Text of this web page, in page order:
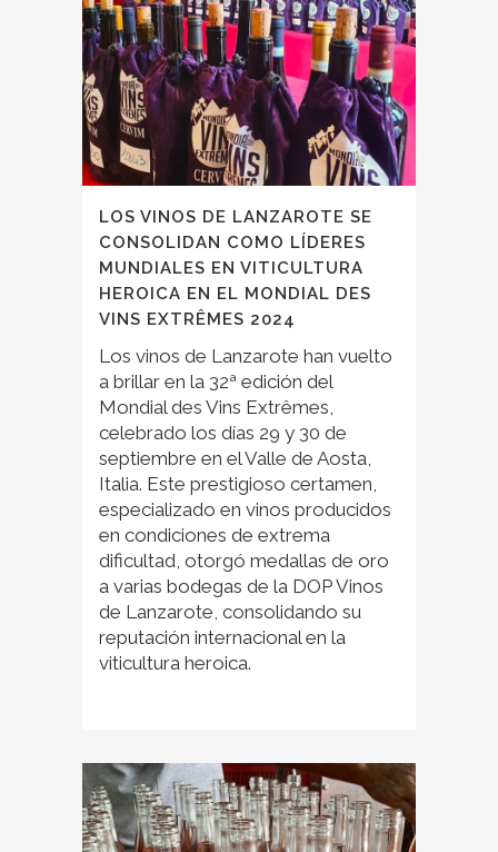
LOS VINOS DE LANZAROTE SE
CONSOLIDAN COMO LÍDERES
MUNDIALES EN VITICULTURA
HEROICA EN EL MONDIAL DES
VINS EXTRÊMES 2024
Los vinos de Lanzarote han vuelto
a brillar en la 32ª edición del
Mondial des Vins Extrêmes,
celebrado los días 29 y 30 de
septiembre en el Valle de Aosta,
Italia. Este prestigioso certamen,
especializado en vinos producidos
en condiciones de extrema
dificultad, otorgó medallas de oro
a varias bodegas de la DOP Vinos
de Lanzarote, consolidando su
reputación internacional en la
viticultura heroica.